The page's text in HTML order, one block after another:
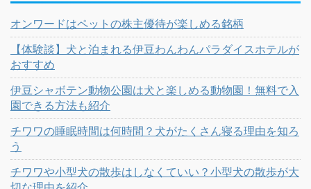
オンワードはペットの株主優待が楽しめる銘柄
【体験談】犬と泊まれる伊豆わんわんパラダイスホテルが
おすすめ
伊豆シャボテン動物公園は犬と楽しめる動物園！無料で入
園できる方法も紹介
チワワの睡眠時間は何時間？犬がたくさん寝る理由を知ろ
う
チワワや小型犬の散歩はしなくていい？小型犬の散歩が大